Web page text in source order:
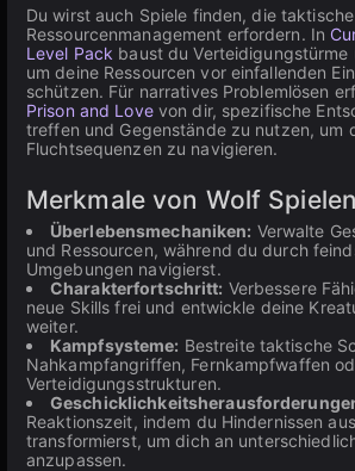
Du wirst auch Spiele finden, die
Ressourcenmanagement erfordern. In
Level Pack baust du Verteidigungstürme
um deine Ressourcen vor einfallenden
schützen. Für narratives Problemlösen
Prison and Lovevon dir, spezifische
treffen und Gegenstände zu nutzen, um
Fluchtsequenzen zu navigieren.
Merkmale von Wolf Spielen
Überlebensmechaniken: Verwalte
und Ressourcen, während du durch
Umgebungen navigierst.
Charakterfortschritt: Verbessere
neue Skills frei und entwickle deine
weiter.
Kampfsysteme: Bestreite taktische
Nahkampfangriffen, Fernkampfwaffen
Verteidigungsstrukturen.
Reaktionszeit, indem du Hindernissen
transformierst, um dich an
anzupassen.